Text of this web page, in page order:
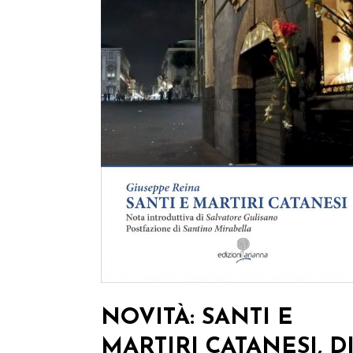
NOVITÀ: SANTI E
MARTIRI CATANESI,